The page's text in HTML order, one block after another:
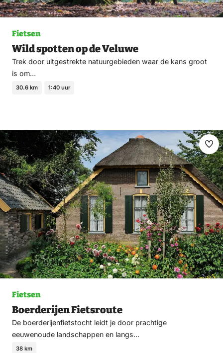
Fietsen
Wild spotten op de Veluwe
Trek door uitgestrekte natuurgebieden waar de kans groot
is om…
30.6 km 1:40 uur
Fietsen
Boerderijen Fietsroute
De boerderijenfietstocht leidt je door prachtige
eeuwenoude landschappen en langs…
38 km